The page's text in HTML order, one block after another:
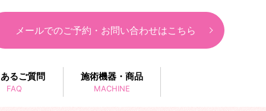
メールでのご予約・お問い合わせはこちら
るご質問
FAQ
施術機器・商品
MACHINE